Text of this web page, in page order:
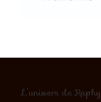
L’univers de Raphy